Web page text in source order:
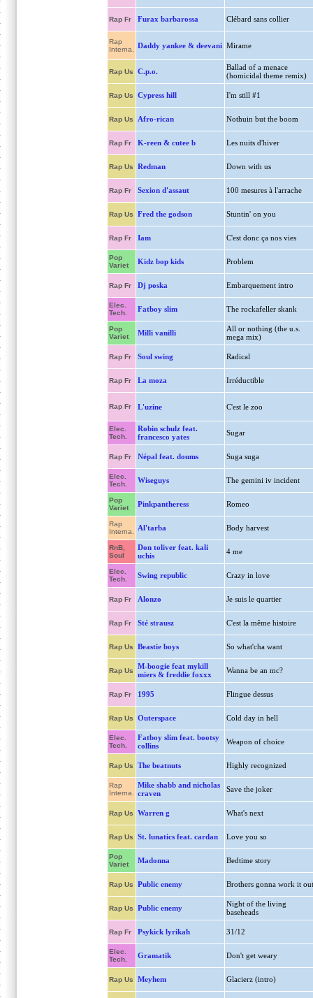
Rap Fr Furax barbarossa Clébard sans collier
Rap
Interna.
Daddy yankee & deevani Mirame
Rap Us C.p.o.
Ballad of a menace
(homicidal theme remix)
Rap Us Cypress hill I'm still #1
Rap Us Afro-rican Nothuin but the boom
Rap Fr K-reen & cutee b Les nuits d'hiver
Rap Us Redman Down with us
Rap Fr Sexion d'assaut 100 mesures à l'arrache
Rap Us Fred the godson Stuntin' on you
Rap Fr Iam C'est donc ça nos vies
Pop
Variet
Kidz bop kids Problem
Rap Fr Dj poska Embarquement intro
Elec.
Tech.
Fatboy slim The rockafeller skank
Pop
Variet
Milli vanilli
All or nothing (the u.s.
mega mix)
Rap Fr Soul swing Radical
Rap Fr La moza Irréductible
Rap Fr L'uzine C'est le zoo
Elec.
Tech.
Robin schulz feat.
francesco yates
Sugar
Rap Fr Népal feat. doums Suga suga
Elec.
Tech.
Wiseguys The gemini iv incident
Pop
Variet
Pinkpantheress Romeo
Rap
Interna.
Al'tarba Body harvest
RnB,
Soul
Don toliver feat. kali
uchis
4 me
Elec.
Tech.
Swing republic Crazy in love
Rap Fr Alonzo Je suis le quartier
Rap Fr Sté strausz C'est la même histoire
Rap Us Beastie boys So what'cha want
Rap Us
M-boogie feat mykill
miers & freddie foxxx
Wanna be an mc?
Rap Fr 1995 Flingue dessus
Rap Us Outerspace Cold day in hell
Elec.
Tech.
Fatboy slim feat. bootsy
collins
Weapon of choice
Rap Us The beatnuts Highly recognized
Rap
Interna.
Mike shabb and nicholas
craven
Save the joker
Rap Us Warren g What's next
Rap Us St. lunatics feat. cardan Love you so
Pop
Variet
Madonna Bedtime story
Rap Us Public enemy Brothers gonna work it out
Rap Us Public enemy
Night of the living
baseheads
Rap Fr Psykick lyrikah 31/12
Elec.
Tech.
Gramatik Don't get weary
Rap Us Meyhem Glacierz (intro)